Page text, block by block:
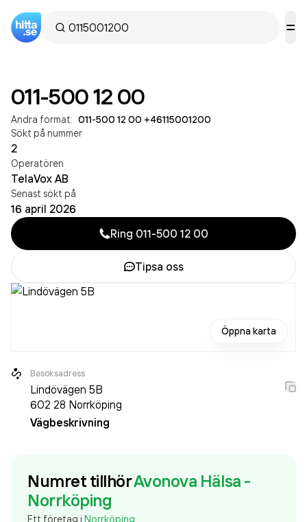
011-500 12 00
Andra format: 011-500 12 00 +46115001200
Sökt på nummer
2
Operatören
TelaVox AB
Senast sökt på
16 april 2026
Ring 011-500 12 00
Tipsa oss
Öppna karta
Besöksadress
Lindövägen 5B
602 28 Norrköping
Vägbeskrivning
Numret tillhörAvonova Hälsa -
Norrköping
Ett företag i Norrköping